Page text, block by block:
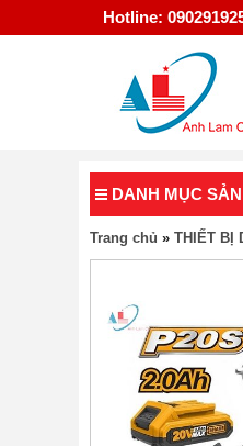
Hotline:
DANH MỤC
Trang chủ » THIẾT BỊ